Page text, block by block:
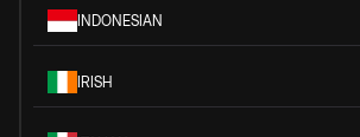
INDONESIAN
IRISH